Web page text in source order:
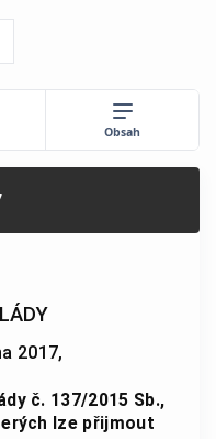
Obsah
2017,
č. 137/2015 Sb.,
lze přijmout